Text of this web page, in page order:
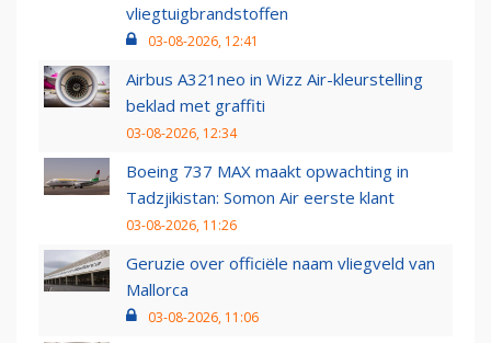
vliegtuigbrandstoffen
03-08-2026, 12:41
Airbus A321neo in Wizz Air-kleurstelling
beklad met graffiti
03-08-2026, 12:34
Boeing 737 MAX maakt opwachting in
Tadzjikistan: Somon Air eerste klant
03-08-2026, 11:26
Geruzie over officiële naam vliegveld van
Mallorca
03-08-2026, 11:06